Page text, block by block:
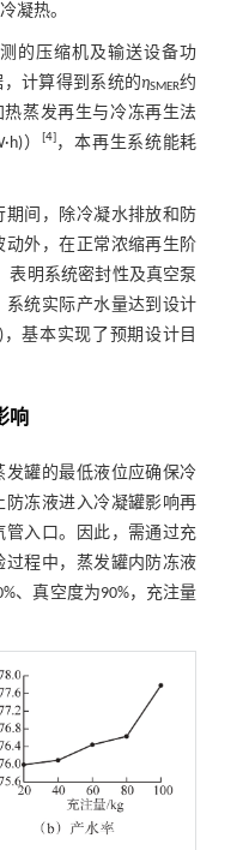
凝热。
的压缩机及输送设备功
计算得到系统的ηSMER约
热蒸发再生与冷冻再生法
） [4]，本再生系统能耗
间，除冷凝水排放和防
动外，在正常浓缩再生阶
表明系统密封性及真空泵
系统实际产水量达到设计
，基本实现了预期设计目
响
发罐的最低液位应确保冷
冻液进入冷凝罐影响再
管入口。因此，需通过充
过程中，蒸发罐内防冻液
、真空度为90%，充注量